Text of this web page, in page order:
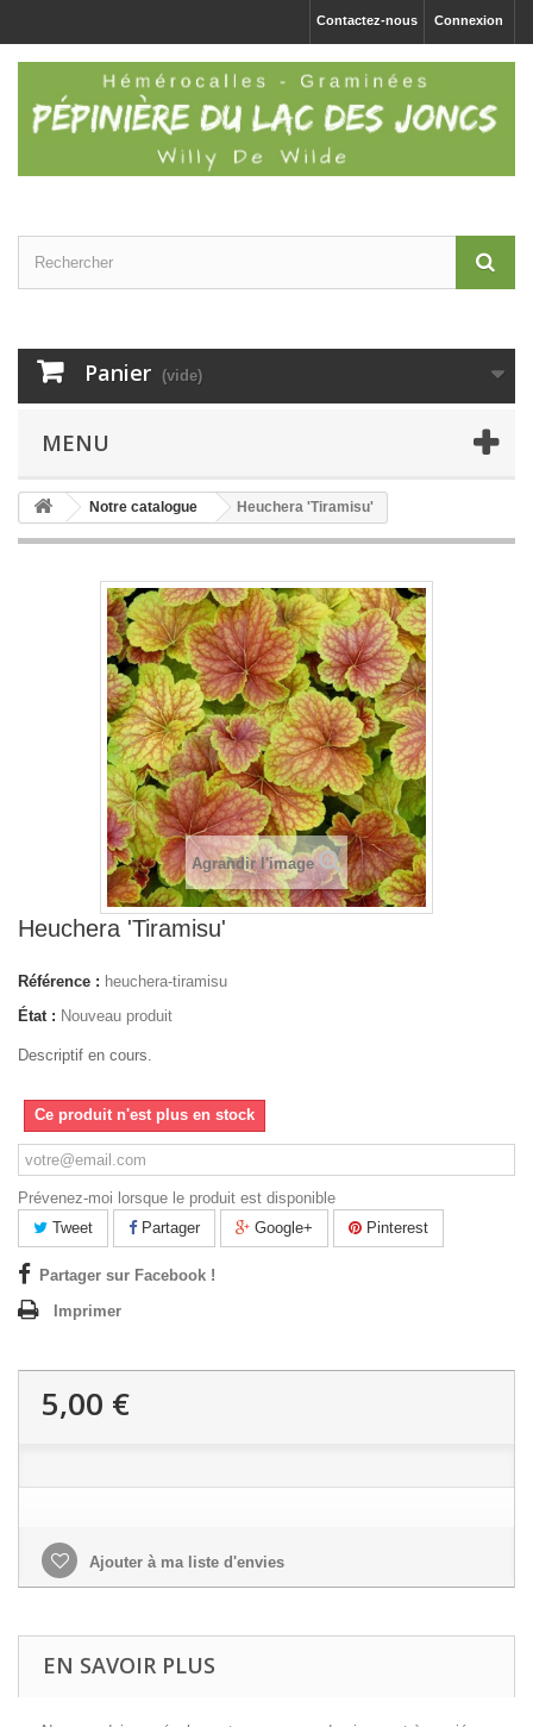
Connexion
Contactez-nous
Panier (vide)
MENU
Notre catalogue Heuchera 'Tiramisu'
Agrandir l'image
Heuchera 'Tiramisu'
Référence : heuchera-tiramisu
État : Nouveau produit
Descriptif en cours.
Ce produit n'est plus en stock
Prévenez-moi lorsque le produit est disponible
Tweet
Partager Google+ Pinterest
Partager sur Facebook !
Imprimer
5,00 €
Ajouter à ma liste d'envies
EN SAVOIR PLUS